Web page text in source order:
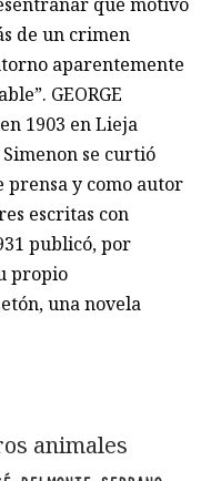
de un crimen
aparentemente
GEORGE
1903 en Lieja
se curtió
prensa y como autor
escritas con
publicó, por
propio
una novela
animales